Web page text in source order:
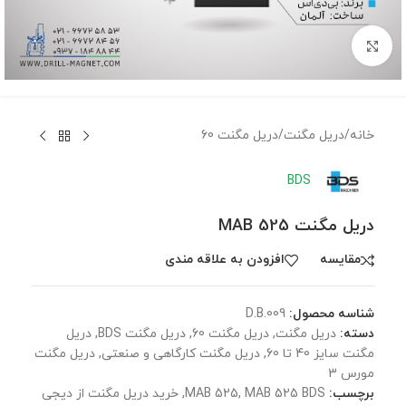
برای بزرگنمایی کلیک کنید
خانه/دریل مگنت/دریل مگنت 60
BDS
دریل مگنت MAB 525
مقايسه افزودن به علاقه مندی
شناسه محصول: D.B.009
دسته: دریل مگنت, دریل مگنت 60 , دریل مگنت BDS , دریل
مگنت سایز 40 تا 60
, دریل مگنت کارگاهی و صنعتی, دریل مگنت
مورس 3
برچسب:
MAB 525, MAB 525 BDS
, خرید دریل مگنت از دیجی